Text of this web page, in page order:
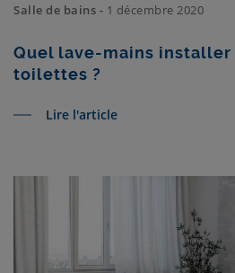
Salle de bains - 1 décembre 2020
Quel lave-mains installer
toilettes ?
Lire l'article